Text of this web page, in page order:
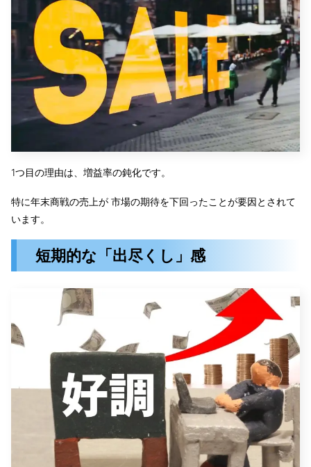
1つ目の理由は、増益率の鈍化です。
特に年末商戦の売上が 市場の期待を下回ったことが要因とされて
います。
短期的な「出尽くし」感